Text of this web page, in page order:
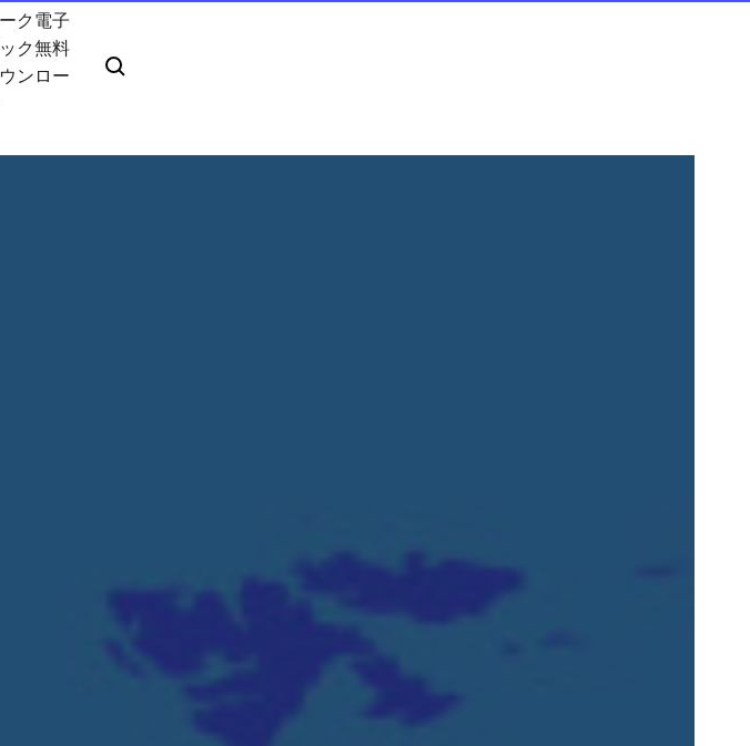
ク電子
ク無料
ンロー